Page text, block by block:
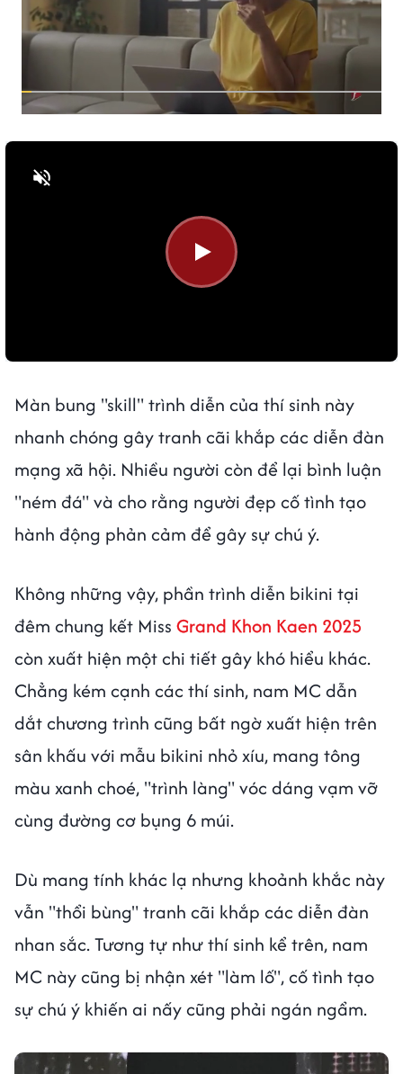
Màn bung "skill" trình diễn của thí sinh này
nhanh chóng gây tranh cãi khắp các diễn đàn
mạng xã hội. Nhiều người còn để lại bình luận
"ném đá" và cho rằng người đẹp cố tình tạo
hành động phản cảm để gây sự chú ý.
Không những vậy, phần trình diễn bikini tại
đêm chung kết Miss Grand Khon Kaen 2025
còn xuất hiện một chi tiết gây khó hiểu khác.
Chẳng kém cạnh các thí sinh, nam MC dẫn
dắt chương trình cũng bất ngờ xuất hiện trên
sân khấu với mẫu bikini nhỏ xíu, mang tông
màu xanh choé, "trình làng" vóc dáng vạm vỡ
cùng đường cơ bụng 6 múi.
Dù mang tính khác lạ nhưng khoảnh khắc này
vẫn "thổi bùng" tranh cãi khắp các diễn đàn
nhan sắc. Tương tự như thí sinh kể trên, nam
MC này cũng bị nhận xét "làm lố", cố tình tạo
sự chú ý khiến ai nấy cũng phải ngán ngẩm.